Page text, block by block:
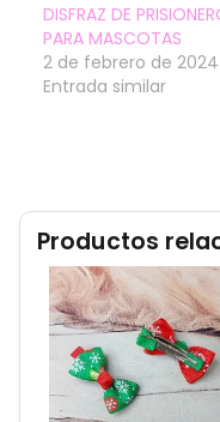
Productos
DISFRAZ DE
PARA MASCOTAS
2 de febrero de 2024
Entrada similar